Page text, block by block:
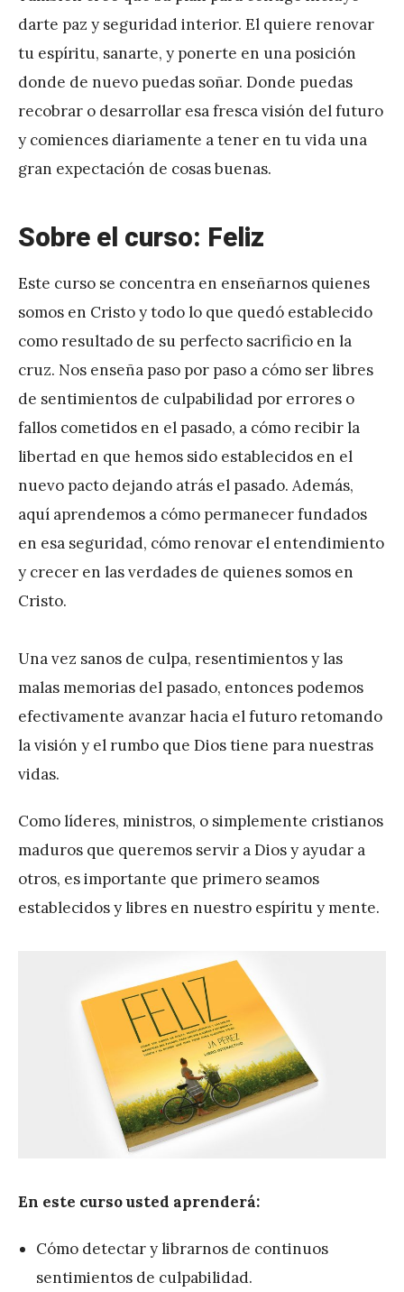
darte paz y seguridad interior. El quiere renovar
tu espíritu, sanarte, y ponerte en una posición
donde de nuevo puedas soñar. Donde puedas
recobrar o desarrollar esa fresca visión del futuro
y comiences diariamente a tener en tu vida una
gran expectación de cosas buenas.
Sobre el curso: Feliz
Este curso se concentra en enseñarnos quienes
somos en Cristo y todo lo que quedó establecido
como resultado de su perfecto sacrificio en la
cruz. Nos enseña paso por paso a cómo ser libres
de sentimientos de culpabilidad por errores o
fallos cometidos en el pasado, a cómo recibir la
libertad en que hemos sido establecidos en el
nuevo pacto dejando atrás el pasado. Además,
aquí aprendemos a cómo permanecer fundados
en esa seguridad, cómo renovar el entendimiento
y crecer en las verdades de quienes somos en
Cristo.
Una vez sanos de culpa, resentimientos y las
malas memorias del pasado, entonces podemos
efectivamente avanzar hacia el futuro retomando
la visión y el rumbo que Dios tiene para nuestras
vidas.
Como líderes, ministros, o simplemente cristianos
maduros que queremos servir a Dios y ayudar a
otros, es importante que primero seamos
establecidos y libres en nuestro espíritu y mente.
En este curso usted aprenderá:
Cómo detectar y librarnos de continuos
sentimientos de culpabilidad.